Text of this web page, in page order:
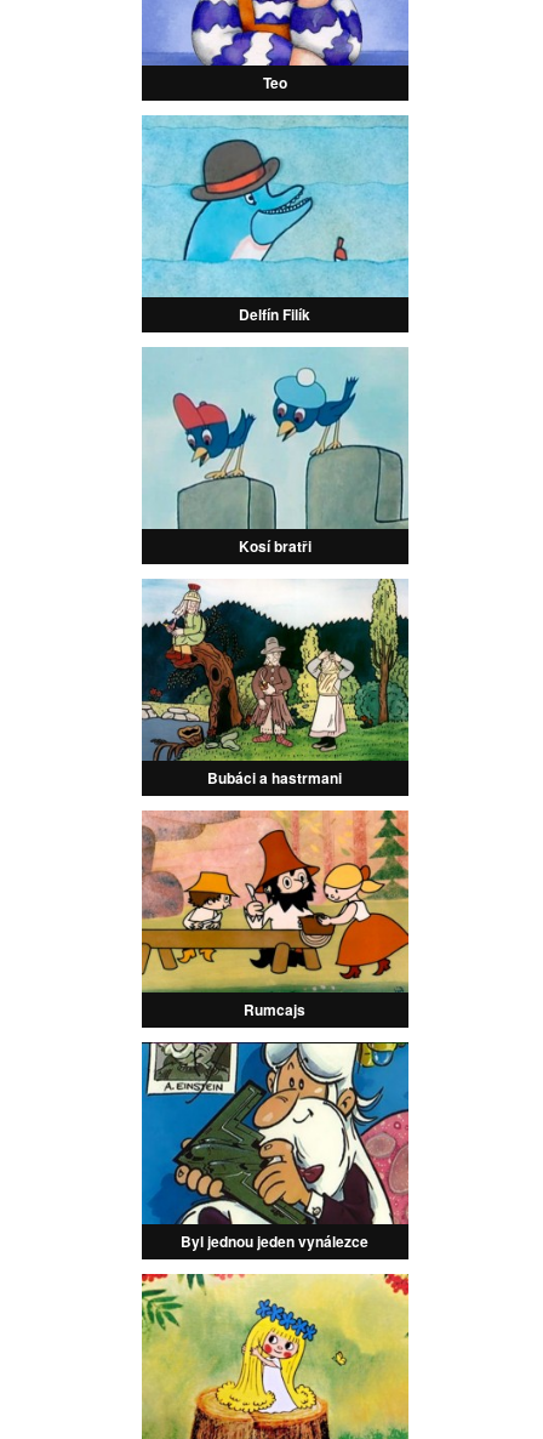
Teo
Delfín Filík
Kosí bratři
Bubáci a hastrmani
Rumcajs
Byl jednou jeden vynálezce